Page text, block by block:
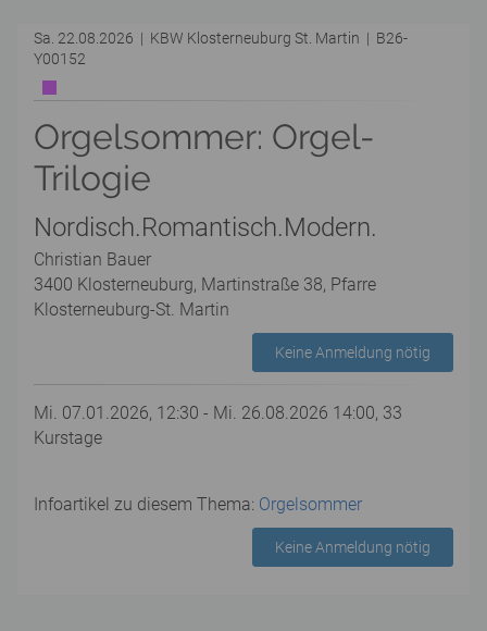
Sa. 22.08.2026 | KBW Klosterneuburg St. Martin | B26-
Y00152
Orgelsommer: Orgel-
Trilogie
Nordisch.Romantisch.Modern.
Christian Bauer
3400 Klosterneuburg, Martinstraße 38, Pfarre
Klosterneuburg-St. Martin
Keine Anmeldung nötig
Mi. 07.01.2026, 12:30 - Mi. 26.08.2026 14:00, 33
Kurstage
Infoartikel zu diesem Thema: Orgelsommer
Keine Anmeldung nötig